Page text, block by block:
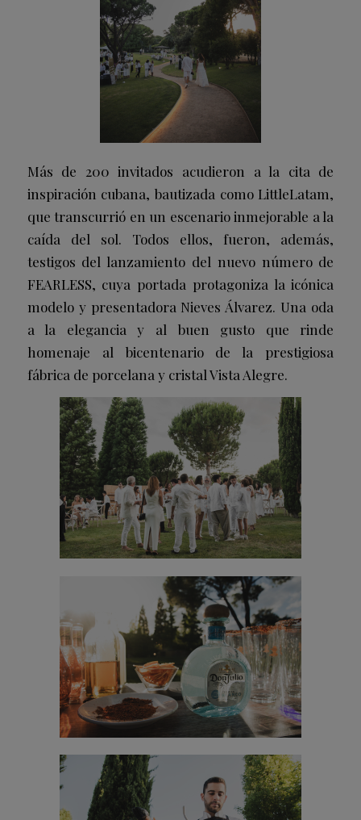
Más de 200 invitados acudieron a la cita de
inspiración cubana, bautizada como LittleLatam,
que transcurrió en un escenario inmejorable a la
caída del sol. Todos ellos, fueron, además,
testigos del lanzamiento del nuevo número de
FEARLESS, cuya portada protagoniza la icónica
modelo y presentadora Nieves Álvarez. Una oda
a la elegancia y al buen gusto que rinde
homenaje al bicentenario de la prestigiosa
fábrica de porcelana y cristal Vista Alegre.